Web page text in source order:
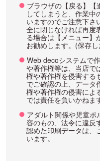
ブラウザの【戻る】【
してしまうと、作業中
いますのでご注意下さ
全に閉じなければ再度
る場合は【メニュー】
お勧めします。(保存
Web decoシステムで
や著作権等は、当店で
権や著作権を侵害する
でご確認の上、データ
権や著作権の侵害によ
では責任を負いかねま
アダルト関係や児童ポ
容のもの、法令に違反
認めた印刷データは、
います。